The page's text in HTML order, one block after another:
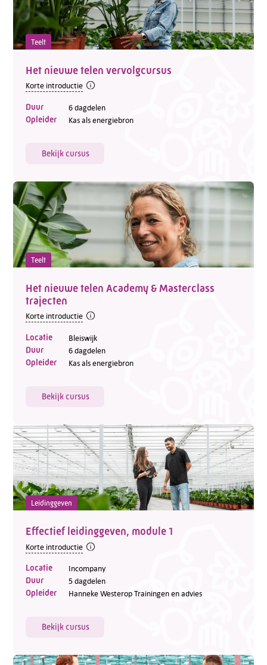
Teelt
Het nieuwe telen vervolgcursus
Korte introductie
Duur 6 dagdelen
Opleider Kas als energiebron
Bekijk cursus
Teelt
Het nieuwe telen Academy & Masterclass
trajecten
Korte introductie
Locatie Bleiswijk
Duur 6 dagdelen
Opleider Kas als energiebron
Bekijk cursus
Leidinggeven
Effectief leidinggeven, module 1
Korte introductie
Locatie Incompany
Duur 5 dagdelen
Opleider Hanneke Westerop Trainingen en advies
Bekijk cursus